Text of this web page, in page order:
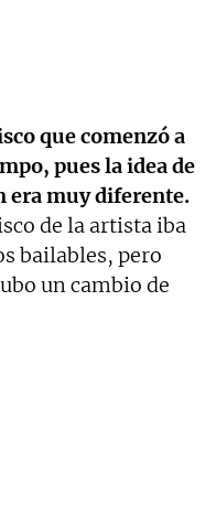
que comenzó a
pues la idea de
era muy diferente.
de la artista iba
bailables, pero
un cambio de